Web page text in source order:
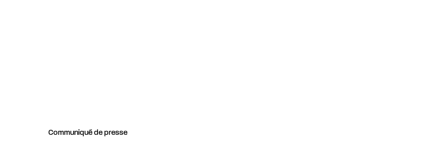
Communiqué de presse